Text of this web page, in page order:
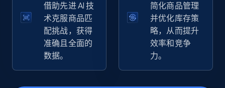
5.6K+ 875+ 立即开始
借助先进 AI 技
术克服商品匹
配挑战，获得
准确且全面的
数据。
简化商品管理
并优化库存策
略，从而提升
效率和竞争
力。